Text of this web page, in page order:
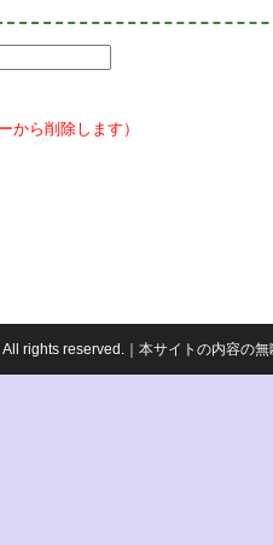
から削除します）
rights reserved.｜本サイトの内容の